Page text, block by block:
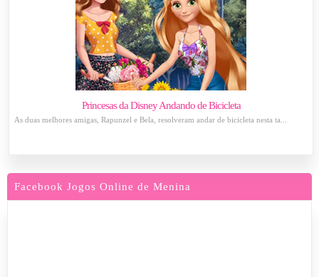
Princesas da Disney Andando de Bicicleta
As duas melhores amigas, Rapunzel e Bela, resolveram andar de bicicleta nesta ta...
Facebook Jogos Online de Menina